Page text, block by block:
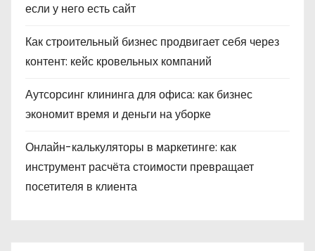
если у него есть сайт
Как строительный бизнес продвигает себя через
контент: кейс кровельных компаний
Аутсорсинг клининга для офиса: как бизнес
экономит время и деньги на уборке
Онлайн-калькуляторы в маркетинге: как
инструмент расчёта стоимости превращает
посетителя в клиента